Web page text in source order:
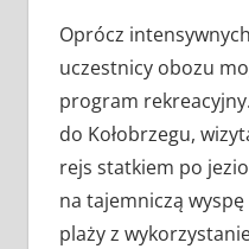
Oprócz
uczestnicy obozu
program
do Kołobrzegu,
rejs statkiem po
na tajemniczą
plaży z